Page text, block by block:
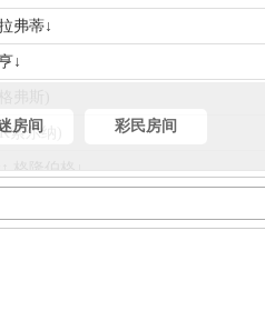
弗蒂↓
↓
索尔纳)
格隆伯格↓
结束，目前比分1-0
房间 彩民房间